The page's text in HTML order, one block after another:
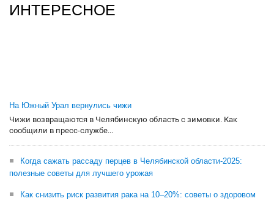
ИНТЕРЕСНОЕ
На Южный Урал вернулись чижи
Чижи возвращаются в Челябинскую область с зимовки. Как
сообщили в пресс-службе...
Когда сажать рассаду перцев в Челябинской области-2025:
полезные советы для лучшего урожая
Как снизить риск развития рака на 10–20%: советы о здоровом